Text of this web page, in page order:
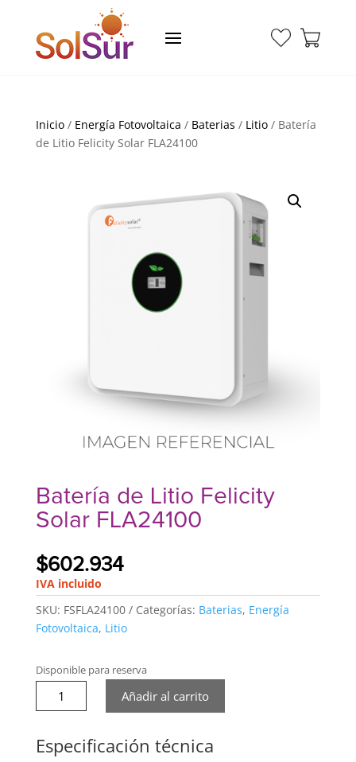
Inicio/ Energía Fotovoltaica / Baterias / Litio/ Batería
de Litio Felicity Solar FLA24100
Batería de Litio Felicity
Solar FLA24100
$602.934
IVA incluido
SKU: FSFLA24100 Categorías: Baterias, Energía
Fotovoltaica, Litio
Disponible para reserva
Batería
de
Felicity
Añadir al carrito
Especificación técnica